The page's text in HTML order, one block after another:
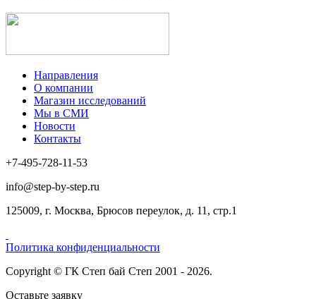
Направления
О компании
Магазин исследований
Мы в СМИ
Новости
Контакты
+7-495-728-11-53
info@step-by-step.ru
125009, г. Москва, Брюсов переулок, д. 11, стр.1
Политика конфиденциальности
Copyright © ГК Степ бай Степ 2001 - 2026.
Оставьте заявку